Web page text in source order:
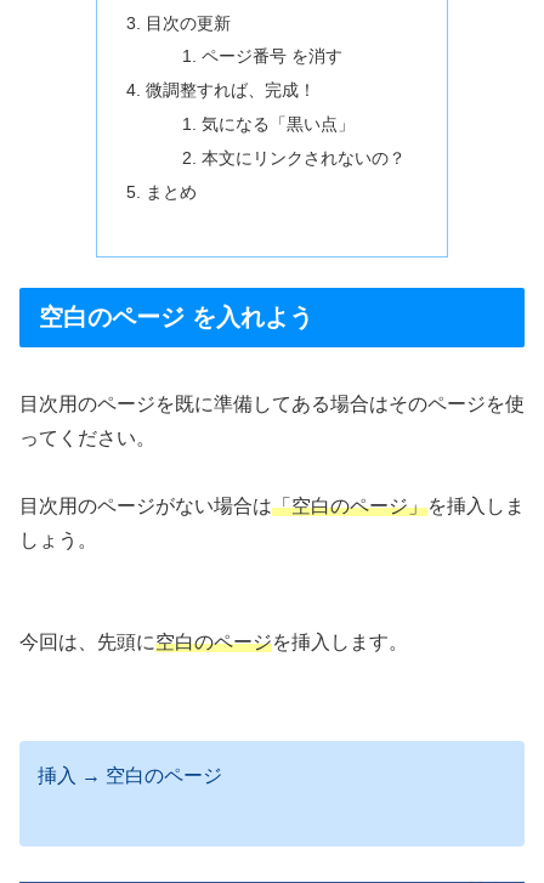
目次の更新
ページ番号 を消す
微調整すれば、完成！
気になる「黒い点」
本文にリンクされないの？
まとめ
空白のページ を入れよう
目次用のページを既に準備してある場合はそのページを使
ってください。
目次用のページがない場合は「空白のページ」を挿入しま
しょう。
今回は、先頭に空白のページを挿入します。
挿入 → 空白のページ